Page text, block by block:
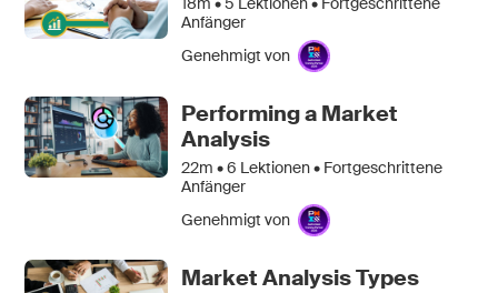
Anfänger
Genehmigt von
Performing a Market
Analysis
22m •6 Lektionen • Fortgeschrittene
Anfänger
Genehmigt von
Market Analysis Types